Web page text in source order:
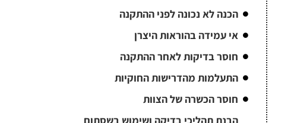
הכנה לא נכונה לפני ההתקנה
אי עמידה בהוראות היצרן
חוסר בדיקות לאחר ההתקנה
התעלמות מהדרישות החוקיות
חוסר הכשרה של הצוות